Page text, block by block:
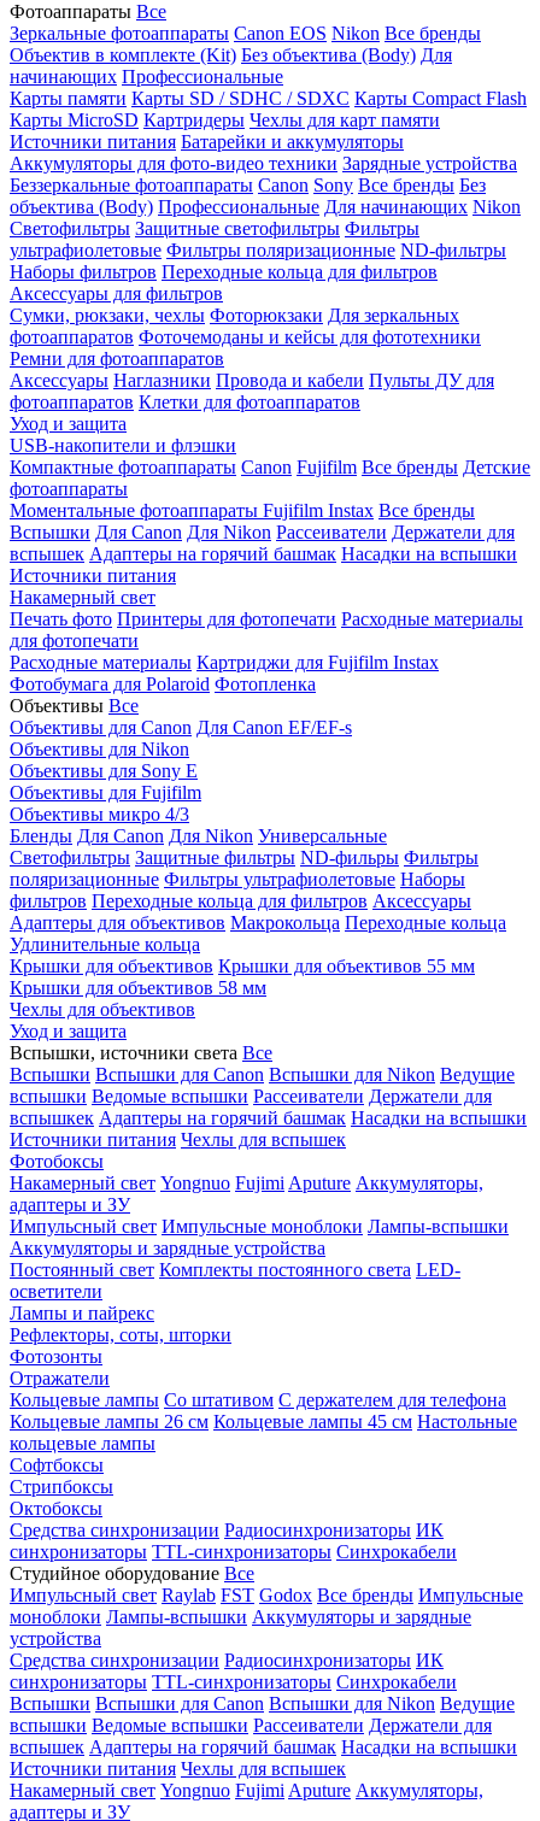
Фотоаппараты Все
Зеркальные фотоаппараты Canon EOS Nikon Все бренды
Объектив в комплекте (Kit) Без объектива (Body) Для
начинающих Профессиональные
Карты памяти Карты SD / SDHC / SDXC Карты Compact Flash
Карты MicroSD Картридеры Чехлы для карт памяти
Источники питания Батарейки и аккумуляторы
Аккумуляторы для фото-видео техники Зарядные устройства
Беззеркальные фотоаппараты Canon Sony Все бренды Без
объектива (Body) Профессиональные Для начинающих Nikon
Светофильтры Защитные светофильтры Фильтры
ультрафиолетовые Фильтры поляризационные ND-фильтры
Наборы фильтров Переходные кольца для фильтров
Аксессуары для фильтров
Сумки, рюкзаки, чехлы Фоторюкзаки Для зеркальных
фотоаппаратов Фоточемоданы и кейсы для фототехники
Ремни для фотоаппаратов
Аксессуары Наглазники Провода и кабели Пульты ДУ для
фотоаппаратов Клетки для фотоаппаратов
Уход и защита
USB-накопители и флэшки
Компактные фотоаппараты Canon Fujifilm Все бренды Детские
фотоаппараты
Моментальные фотоаппараты Fujifilm Instax Все бренды
Вспышки Для Canon Для Nikon Рассеиватели Держатели для
вспышек Адаптеры на горячий башмак Насадки на вспышки
Источники питания
Накамерный свет
Печать фото Принтеры для фотопечати Расходные материалы
для фотопечати
Расходные материалы Картриджи для Fujifilm Instax
Фотобумага для Polaroid Фотопленка
Объективы Все
Объективы для Canon Для Canon EF/EF-s
Объективы для Nikon
Объективы для Sony E
Объективы для Fujifilm
Объективы микро 4/3
Бленды Для Canon Для Nikon Универсальные
Светофильтры Защитные фильтры ND-фильры Фильтры
поляризационные Фильтры ультрафиолетовые Наборы
фильтров Переходные кольца для фильтров Аксессуары
Адаптеры для объективов Макрокольца Переходные кольца
Удлинительные кольца
Крышки для объективов Крышки для объективов 55 мм
Крышки для объективов 58 мм
Чехлы для объективов
Уход и защита
Вспышки, источники света Все
Вспышки Вспышки для Canon Вспышки для Nikon Ведущие
вспышки Ведомые вспышки Рассеиватели Держатели для
вспышкек Адаптеры на горячий башмак Насадки на вспышки
Источники питания Чехлы для вспышек
Фотобоксы
Накамерный свет Yongnuo Fujimi Aputure Аккумуляторы,
адаптеры и ЗУ
Импульсный свет Импульсные моноблоки Лампы-вспышки
Аккумуляторы и зарядные устройства
Постоянный свет Комплекты постоянного света LED-
осветители
Лампы и пайрекс
Рефлекторы, соты, шторки
Фотозонты
Отражатели
Кольцевые лампы Со штативом С держателем для телефона
Кольцевые лампы 26 см Кольцевые лампы 45 см Настольные
кольцевые лампы
Софтбоксы
Стрипбоксы
Октобоксы
Средства синхронизации Радиосинхронизаторы ИК
синхронизаторы TTL-синхронизаторы Синхрокабели
Студийное оборудование Все
Импульсный свет Raylab FST Godox Все бренды Импульсные
моноблоки Лампы-вспышки Аккумуляторы и зарядные
устройства
Средства синхронизации Радиосинхронизаторы ИК
синхронизаторы TTL-синхронизаторы Синхрокабели
Вспышки Вспышки для Canon Вспышки для Nikon Ведущие
вспышки Ведомые вспышки Рассеиватели Держатели для
вспышек Адаптеры на горячий башмак Насадки на вспышки
Источники питания Чехлы для вспышек
Накамерный свет Yongnuo Fujimi Aputure Аккумуляторы,
адаптеры и ЗУ